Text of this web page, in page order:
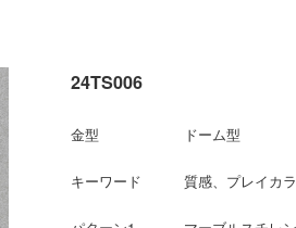
24TS006
金型 ドーム型
キーワード 質感、プレイカ